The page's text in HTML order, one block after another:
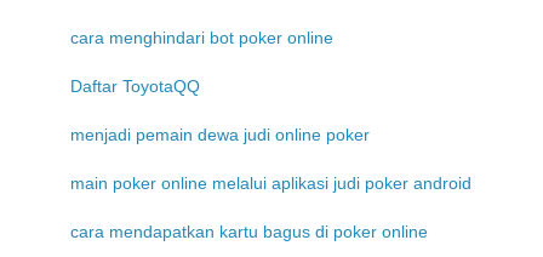
cara menghindari bot poker online
Daftar ToyotaQQ
menjadi pemain dewa judi online poker
main poker online melalui aplikasi judi poker android
cara mendapatkan kartu bagus di poker online